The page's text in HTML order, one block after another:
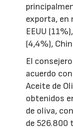
exporta, en
EEUU
(4,4%),
El
acuerdo
Aceite de
obtenidos
de oliva,
de 526.800